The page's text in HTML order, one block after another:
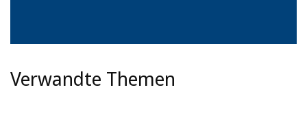
Verwandte Themen